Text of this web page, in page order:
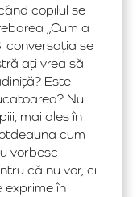
copilul se
„Cum a
conversația se
ați vrea să
Este
Nu
mai ales în
cum
vorbesc
că nu vor, ci
exprime în